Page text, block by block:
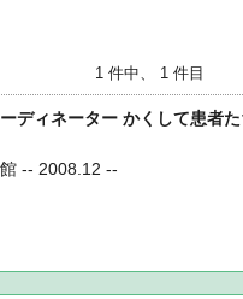
1 件中、 1 件目
ディネーター かくして患者
-- 2008.12 --